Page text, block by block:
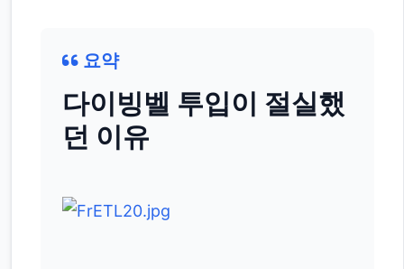
요약
다이빙벨 투입이 절실했
던 이유